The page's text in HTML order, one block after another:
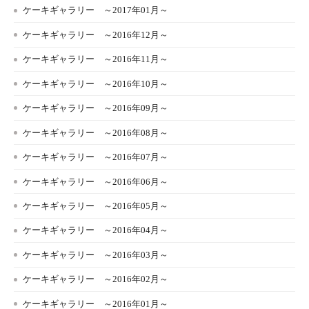
ケーキギャラリー ～2017年01月～
ケーキギャラリー ～2016年12月～
ケーキギャラリー ～2016年11月～
ケーキギャラリー ～2016年10月～
ケーキギャラリー ～2016年09月～
ケーキギャラリー ～2016年08月～
ケーキギャラリー ～2016年07月～
ケーキギャラリー ～2016年06月～
ケーキギャラリー ～2016年05月～
ケーキギャラリー ～2016年04月～
ケーキギャラリー ～2016年03月～
ケーキギャラリー ～2016年02月～
ケーキギャラリー ～2016年01月～